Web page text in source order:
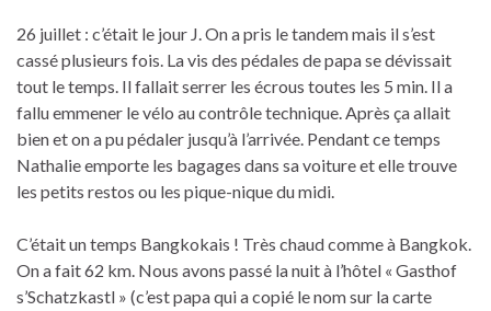
26 juillet : c’était le jour J. On a pris le tandem mais il s’est
cassé plusieurs fois. La vis des pédales de papa se dévissait
tout le temps. Il fallait serrer les écrous toutes les 5 min. Il a
fallu emmener le vélo au contrôle technique. Après ça allait
bien et on a pu pédaler jusqu’à l’arrivée. Pendant ce temps
Nathalie emporte les bagages dans sa voiture et elle trouve
les petits restos ou les pique-nique du midi.
C’était un temps Bangkokais ! Très chaud comme à Bangkok.
On a fait 62 km. Nous avons passé la nuit à l’hôtel « Gasthof
s’Schatzkastl » (c’est papa qui a copié le nom sur la carte